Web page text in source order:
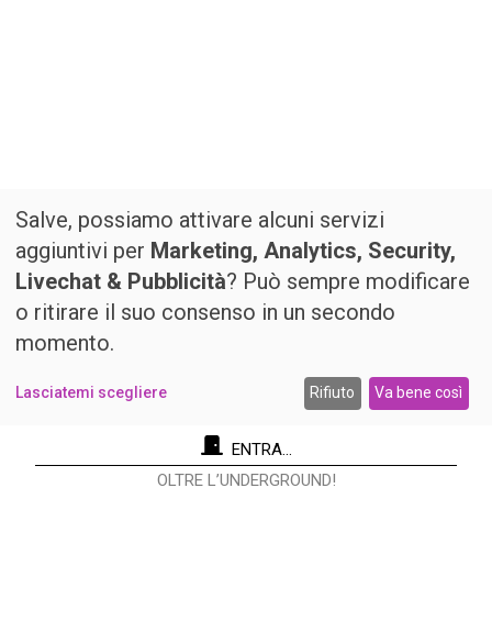
ENTRA...
OLTRE L’UNDERGROUND!
Salve, possiamo attivare alcuni servizi
aggiuntivi per Marketing, Analytics, Security,
Livechat & Pubblicità? Può sempre modificare
o ritirare il suo consenso in un secondo
momento.
Lasciatemi scegliere Rifiuto Va bene così